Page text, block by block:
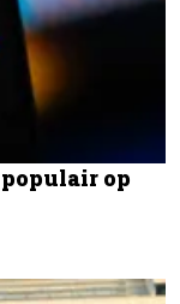
op